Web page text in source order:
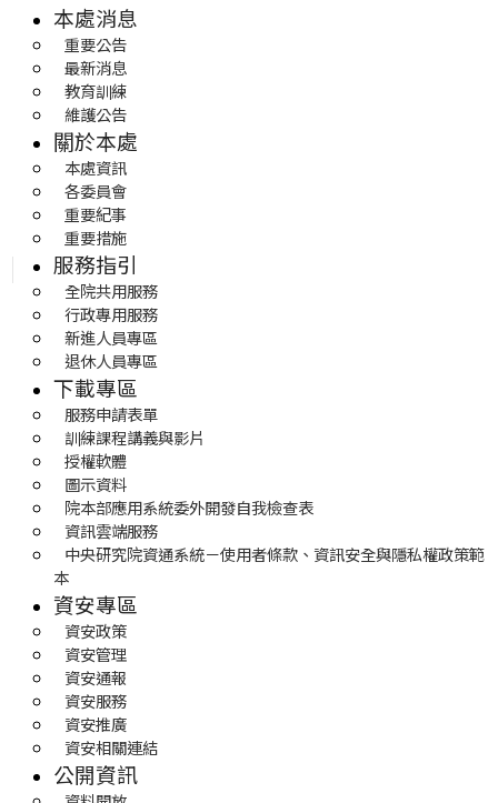
本處消息
重要公告
最新消息
教育訓練
維護公告
關於本處
本處資訊
各委員會
重要紀事
重要措施
服務指引
全院共用服務
行政專用服務
新進人員專區
退休人員專區
下載專區
服務申請表單
訓練課程講義與影片
授權軟體
圖示資料
院本部應用系統委外開發自我檢查表
資訊雲端服務
中央研究院資通系統－使用者條款、資訊安全與隱私權政策範
本
資安專區
資安政策
資安管理
資安通報
資安服務
資安推廣
資安相關連結
公開資訊